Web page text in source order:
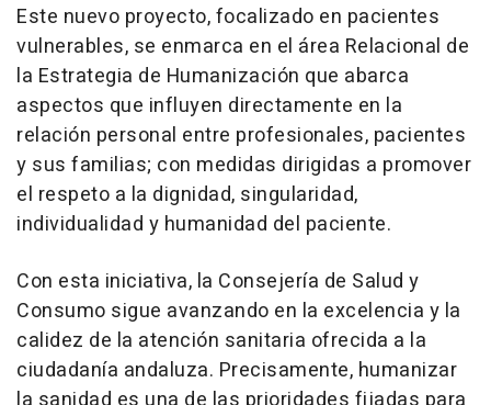
Este nuevo proyecto, focalizado en pacientes
vulnerables, se enmarca en el área Relacional de
la Estrategia de Humanización que abarca
aspectos que influyen directamente en la
relación personal entre profesionales, pacientes
y sus familias; con medidas dirigidas a promover
el respeto a la dignidad, singularidad,
individualidad y humanidad del paciente.
Con esta iniciativa, la Consejería de Salud y
Consumo sigue avanzando en la excelencia y la
calidez de la atención sanitaria ofrecida a la
ciudadanía andaluza. Precisamente, humanizar